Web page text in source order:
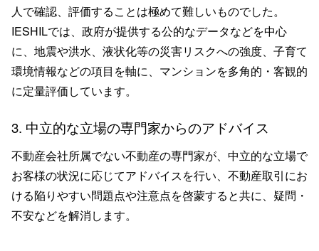
人で確認、評価することは極めて難しいものでした。
IESHILでは、政府が提供する公的なデータなどを中心
に、地震や洪水、液状化等の災害リスクへの強度、子育て
環境情報などの項目を軸に、マンションを多角的・客観的
に定量評価しています。
3. 中立的な立場の専門家からのアドバイス
不動産会社所属でない不動産の専門家が、中立的な立場で
お客様の状況に応じてアドバイスを行い、不動産取引にお
ける陥りやすい問題点や注意点を啓蒙すると共に、疑問・
不安などを解消します。